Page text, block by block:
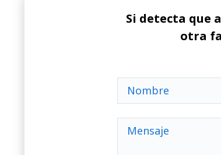
Si detecta que
otra